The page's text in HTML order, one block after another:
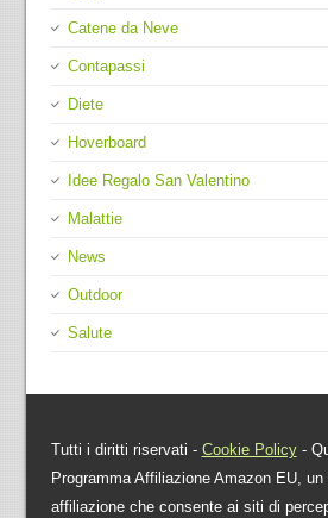
Catene da Neve
Contapassi
Diete
Hoverboard
Idee Regalo San Valentino
Malattie
News
Outdoor
Salute
Tutti i diritti riservati - Cookie Policy-
Programma Affiliazione Amazon EU, un
affiliazione che consente ai siti di